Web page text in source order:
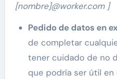
[nombre]@worker.com ]
Pedido de datos en
de completar
tener cuidado de no
que podría ser útil en